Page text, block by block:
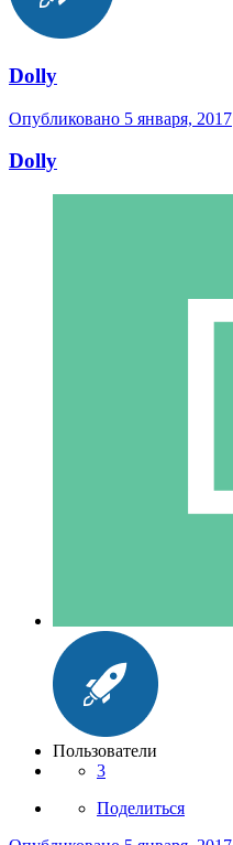
Dolly
Опубликовано 5 января, 2017
Dolly
Пользователи
3
Поделиться